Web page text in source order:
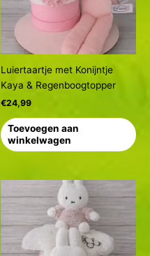
Luiertaartje met Konijntje
Kaya & Regenboogtopper
€24,99
Toevoegen aan
winkelwagen